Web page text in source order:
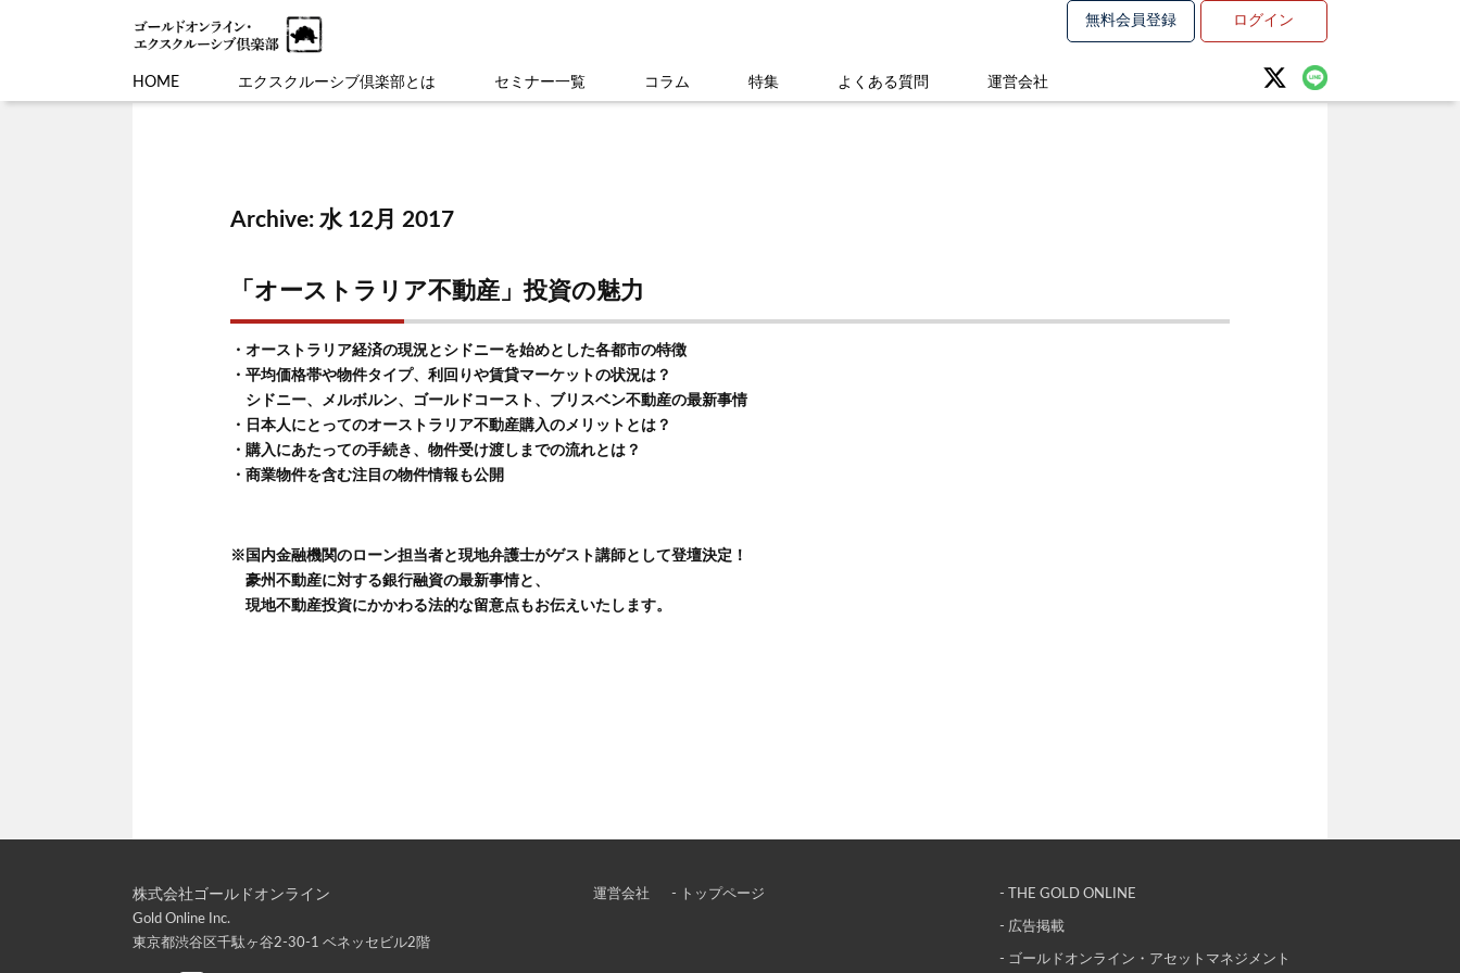
無料会員登録 ログイン
HOME エクスクルーシブ倶楽部とは セミナー一覧 コラム 特集 よくある質問 運営会社
Archive: 水 12月 2017
「オーストラリア不動産」投資の魅力
・オーストラリア経済の現況とシドニーを始めとした各都市の特徴
・平均価格帯や物件タイプ、利回りや賃貸マーケットの状況は？
シドニー、メルボルン、ゴールドコースト、ブリスベン不動産の最新事情
・日本人にとってのオーストラリア不動産購入のメリットとは？
・購入にあたっての手続き、物件受け渡しまでの流れとは？
・商業物件を含む注目の物件情報も公開
※国内金融機関のローン担当者と現地弁護士がゲスト講師として登壇決定！
豪州不動産に対する銀行融資の最新事情と、
現地不動産投資にかかわる法的な留意点もお伝えいたします。​
株式会社ゴールドオンライン
Gold Online Inc.
東京都渋谷区千駄ヶ谷2-30-1 ベネッセビル2階
運営会社 - トップページ - THE GOLD ONLINE
- 広告掲載
- ゴールドオンライン・アセットマネジメント